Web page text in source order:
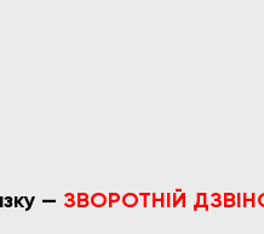
— ЗВОРОТНІЙ